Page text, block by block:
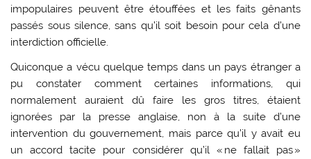
impopulaires peuvent être étouffées et les faits gênants
passés sous silence, sans qu’il soit besoin pour cela d’une
interdiction officielle.
Quiconque a vécu quelque temps dans un pays étranger a
pu constater comment certaines informations, qui
normalement auraient dû faire les gros titres, étaient
ignorées par la presse anglaise, non à la suite d’une
intervention du gouvernement, mais parce qu’il y avait eu
un accord tacite pour considérer qu’il « ne fallait pas »